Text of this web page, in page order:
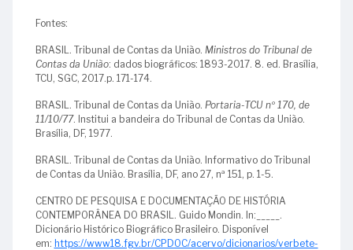
Fontes:
BRASIL. Tribunal de Contas da União. Ministros do Tribunal de
Contas da União: dados biográficos: 1893-2017. 8. ed. Brasília,
TCU, SGC, 2017.p. 171-174.
BRASIL. Tribunal de Contas da União. Portaria-TCU nº 170, de
11/10/77. Institui a bandeira do Tribunal de Contas da União.
Brasília, DF, 1977.
BRASIL. Tribunal de Contas da União. Informativo do Tribunal
de Contas da União. Brasília, DF, ano 27, nª 151, p. 1-5.
CENTRO DE PESQUISA E DOCUMENTAÇÃO DE HISTÓRIA
CONTEMPORÂNEA DO BRASIL. Guido Mondin. In:_____.
Dicionário Histórico Biográfico Brasileiro. Disponível
em: https://www18.fgv.br/CPDOC/acervo/dicionarios/verbete-